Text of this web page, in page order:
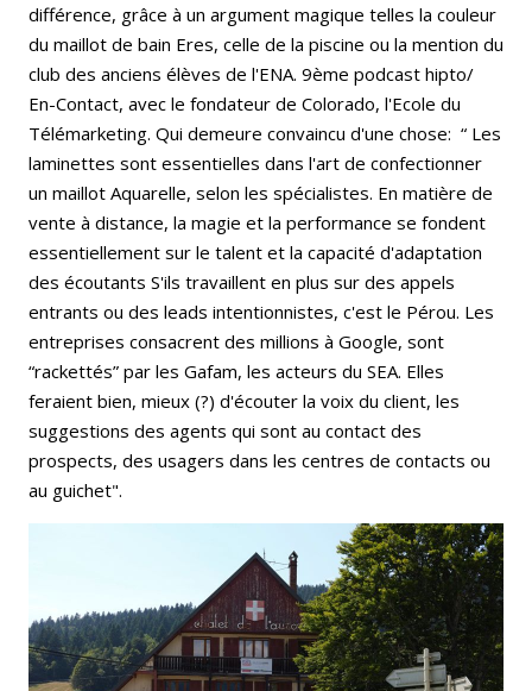
différence, grâce à un argument magique telles la couleur
du maillot de bain Eres, celle de la piscine ou la mention du
club des anciens élèves de l'ENA. 9ème podcast hipto/
En-Contact, avec le fondateur de Colorado, l'Ecole du
Télémarketing. Qui demeure convaincu d'une chose: “ Les
laminettes sont essentielles dans l'art de confectionner
un maillot Aquarelle, selon les spécialistes. En matière de
vente à distance, la magie et la performance se fondent
essentiellement sur le talent et la capacité d'adaptation
des écoutants S'ils travaillent en plus sur des appels
entrants ou des leads intentionnistes, c'est le Pérou. Les
entreprises consacrent des millions à Google, sont
“rackettés” par les Gafam, les acteurs du SEA. Elles
feraient bien, mieux (?) d'écouter la voix du client, les
suggestions des agents qui sont au contact des
prospects, des usagers dans les centres de contacts ou
au guichet".